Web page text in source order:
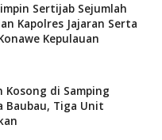
Sertijab Sejumlah
Kapolres Jajaran Serta
Kepulauan
Kosong di Samping
Baubau, Tiga Unit